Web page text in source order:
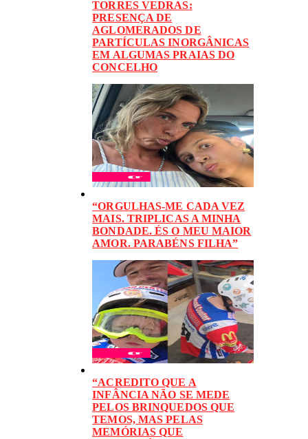
TORRES VEDRAS:
PRESENÇA DE
AGLOMERADOS DE
PARTÍCULAS INORGÂNICAS
EM ALGUMAS PRAIAS DO
CONCELHO
“ORGULHAS-ME CADA VEZ
MAIS. TRIPLICAS A MINHA
BONDADE. ÉS O MEU MAIOR
AMOR. PARABÉNS FILHA”
“ACREDITO QUE A
INFÂNCIA NÃO SE MEDE
PELOS BRINQUEDOS QUE
TEMOS, MAS PELAS
MEMÓRIAS QUE